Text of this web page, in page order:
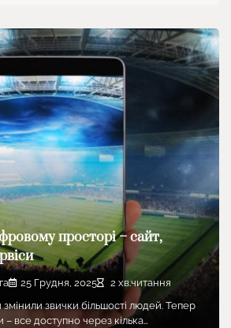
просторі – сайт,
25 Грудня, 2025
2 хв.читання
звички більшості людей. Тепер
– все доступно через кілька…